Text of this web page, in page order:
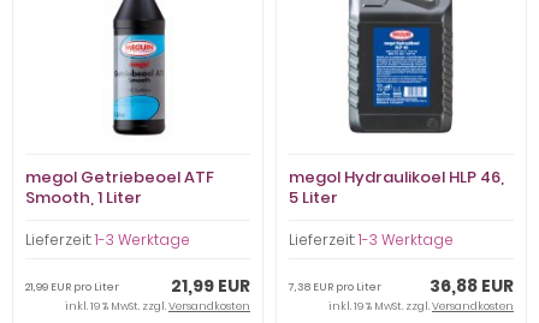
megol Getriebeoel ATF
Smooth, 1 Liter
Lieferzeit:1-3 Werktage
21,99 EUR
21,99 EUR pro Liter
inkl. 19 % MwSt. zzgl.Versandkosten
megol Hydraulikoel HLP 46,
5 Liter
Lieferzeit:1-3 Werktage
36,88 EUR
7,38 EUR pro Liter
inkl. 19 % MwSt. zzgl.Versandkosten